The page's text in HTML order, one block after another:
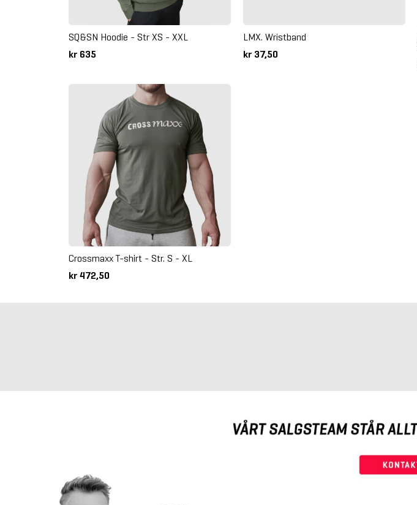
SQ&SN Hoodie - Str XS - XXL
kr 635
LMX. Wristband
kr 37,50
Crossmaxx T-shirt - Str. S - XL
kr 472,50